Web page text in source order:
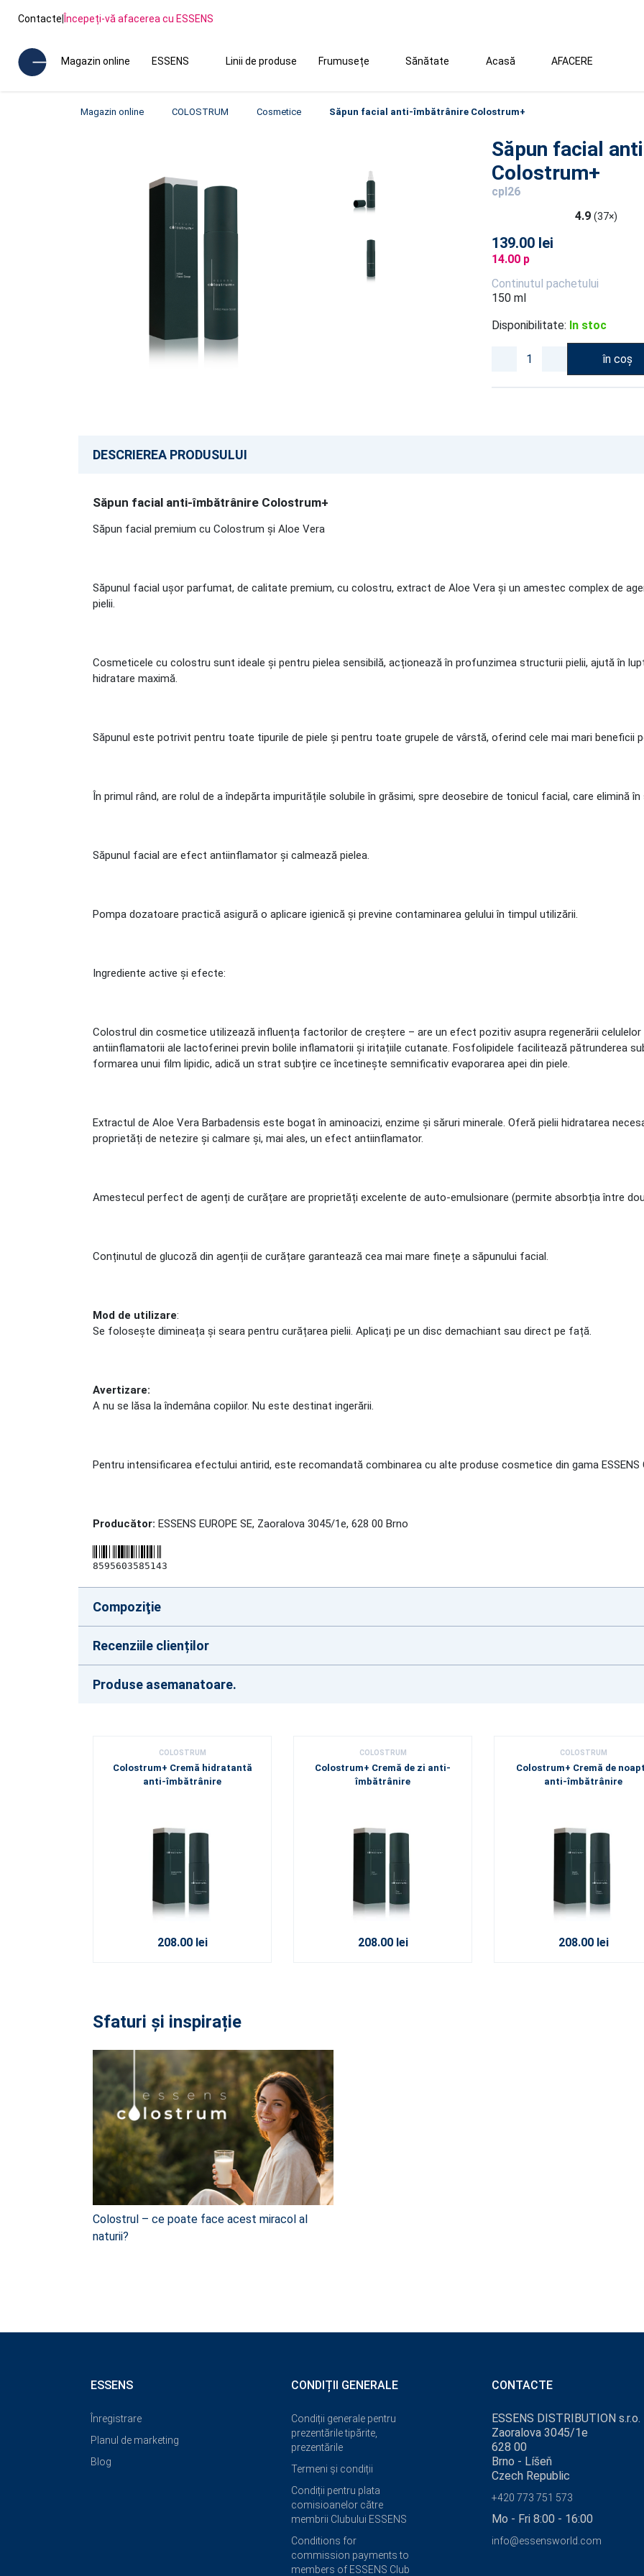
Contacte|Începeți-vă afacerea cu ESSENS
Magazin online ESSENS Linii de produse Frumusețe Sănătate Acasă AFACERE
Magazin online COLOSTRUM Cosmetice Săpun facial anti-îmbătrânire Colostrum+
Săpun facial
Colostrum+
cpl26
4.9 (37×)
139.00 lei
14.00 p
Continutul pachetului
150 ml
Disponibilitate: In stoc
în coș
DESCRIEREA PRODUSULUI
Săpun facial anti-îmbătrânire Colostrum+
Săpun facial premium cu Colostrum și Aloe Vera
Săpunul facial ușor parfumat, de calitate premium, cu colostru, extract de Aloe Vera și un amestec complex de
pielii.
Cosmeticele cu colostru sunt ideale și pentru pielea sensibilă, acționează în profunzimea structurii pielii, ajută în
hidratare maximă.
Săpunul este potrivit pentru toate tipurile de piele și pentru toate grupele de vârstă, oferind cele mai mari beneficii
În primul rând, are rolul de a îndepărta impuritățile solubile în grăsimi, spre deosebire de tonicul facial, care elimină
Săpunul facial are efect antiinflamator și calmează pielea.
Pompa dozatoare practică asigură o aplicare igienică și previne contaminarea gelului în timpul utilizării.
Ingrediente active și efecte:
Colostrul din cosmetice utilizează influența factorilor de creștere – are un efect pozitiv asupra regenerării
antiinflamatorii ale lactoferinei previn bolile inflamatorii și iritațiile cutanate. Fosfolipidele facilitează pătrunderea
formarea unui film lipidic, adică un strat subțire ce încetinește semnificativ evaporarea apei din piele.
Extractul de Aloe Vera Barbadensis este bogat în aminoacizi, enzime și săruri minerale. Oferă pielii hidratarea
proprietăți de netezire și calmare și, mai ales, un efect antiinflamator.
Amestecul perfect de agenți de curățare are proprietăți excelente de auto-emulsionare (permite absorbția între
Conținutul de glucoză din agenții de curățare garantează cea mai mare finețe a săpunului facial.
Mod de utilizare:
Se folosește dimineața și seara pentru curățarea pielii. Aplicați pe un disc demachiant sau direct pe față.
Avertizare:
A nu se lăsa la îndemâna copiilor. Nu este destinat ingerării.
Pentru intensificarea efectului antirid, este recomandată combinarea cu alte produse cosmetice din gama
Producător: ESSENS EUROPE SE, Zaoralova 3045/1e, 628 00 Brno
8595603585143
Compoziţie
Recenziile clienților
Produse asemanatoare.
COLOSTRUM
Colostrum+ Cremă hidratantă
anti-îmbătrânire
208.00 lei
COLOSTRUM
Colostrum+ Cremă de zi anti-
îmbătrânire
208.00 lei
COLOSTRUM
Colostrum+ Cremă de
anti-îmbătrânire
208.00 lei
Sfaturi și inspirație
Colostrul – ce poate face acest miracol al
naturii?
ESSENS
Înregistrare
Planul de marketing
Blog
CONDIȚII GENERALE
Condiții generale pentru
prezentările tipărite,
prezentările
Termeni și condiții
Condiții pentru plata
comisioanelor către
membrii Clubului ESSENS
Conditions for
commission payments to
members of ESSENS Club
CONTACTE
ESSENS DISTRIBUTION s.r.o.
Zaoralova 3045/1e
628 00
Brno - Líšeň
Czech Republic
+420 773 751 573
Mo - Fri 8:00 - 16:00
info@essensworld.com